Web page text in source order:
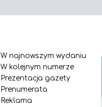
W najnowszym wydaniu
W kolejnym numerze
Prezentacja gazety
Prenumerata
Reklama